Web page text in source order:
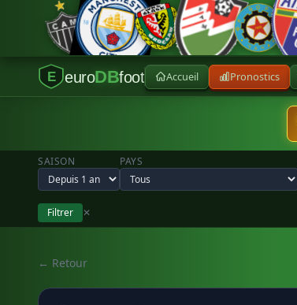
E euroDBfoot Accueil Pronostics
SAISON PAYS
Filtrer ✕
← Retour